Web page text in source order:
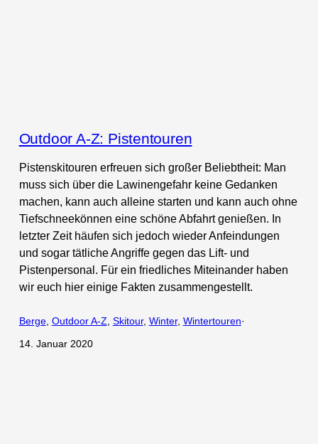
Outdoor A-Z: Pistentouren
Pistenskitouren erfreuen sich großer Beliebtheit: Man
muss sich über die Lawinengefahr keine Gedanken
machen, kann auch alleine starten und kann auch ohne
Tiefschneekönnen eine schöne Abfahrt genießen. In
letzter Zeit häufen sich jedoch wieder Anfeindungen
und sogar tätliche Angriffe gegen das Lift- und
Pistenpersonal. Für ein friedliches Miteinander haben
wir euch hier einige Fakten zusammengestellt.
Berge, Outdoor A-Z Skitour, Winter, Wintertouren·
14. Januar 2020